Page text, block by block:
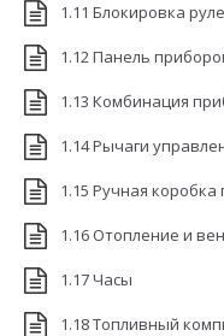
1.11 Блокировка
1.12 Панель
1.13 Комбинация
1.14 Рычаги
1.15 Ручная коробка
1.16 Отопление и
1.17 Часы
1.18 Топливный